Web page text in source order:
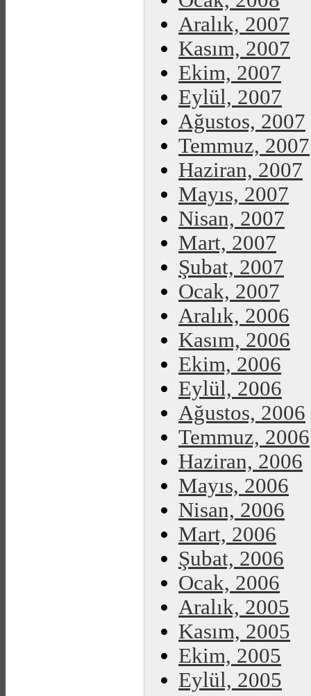
Aralık, 2007
Kasım, 2007
Ekim, 2007
Eylül, 2007
Ağustos, 2007
Temmuz, 2007
Haziran, 2007
Mayıs, 2007
Nisan, 2007
Mart, 2007
Şubat, 2007
Ocak, 2007
Aralık, 2006
Kasım, 2006
Ekim, 2006
Eylül, 2006
Ağustos, 2006
Temmuz, 2006
Haziran, 2006
Mayıs, 2006
Nisan, 2006
Mart, 2006
Şubat, 2006
Ocak, 2006
Aralık, 2005
Kasım, 2005
Ekim, 2005
Eylül, 2005